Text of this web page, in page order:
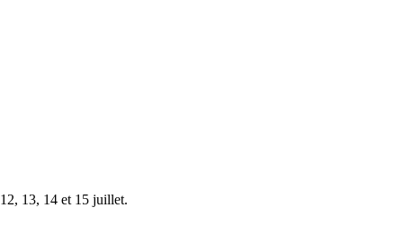
13, 14 et 15 juillet.